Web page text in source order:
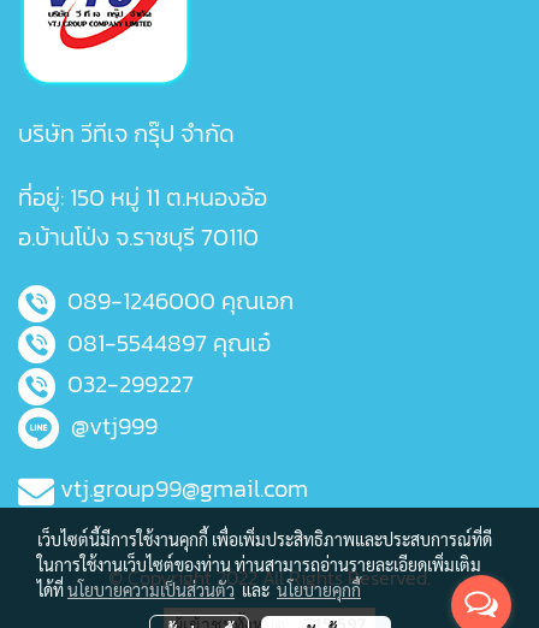
บริษัท วีทีเจ กรุ๊ป จำกัด
ที่อยู่: 150 หมู่ 11 ต.หนองอ้อ
อ.บ้านโป่ง จ.ราชบุรี 70110
089-1246000 คุณเอก
081-5544897 คุณเอ๋
032-299227
@vtj999
vtj.group99@gmail.com
© Copyright 2022 All Rights Reserved.
ผู้เข้าชมวันนี้ 72
เว็บไซต์นี้มีการใช้งานคุกกี้ เพื่อเพิ่มประสิทธิภาพและประสบการณ์ที่ดี
ในการใช้งานเว็บไซต์ของท่าน ท่านสามารถอ่านรายละเอียดเพิ่มเติม
ได้ที่นโยบายความเป็นส่วนตัวและนโยบายคุกกี้